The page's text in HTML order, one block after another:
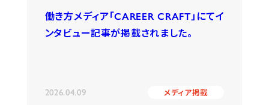
働き方メディア「CAREER CRAFT」にてイ
ンタビュー記事が掲載されました。
2026.04.09 メディア掲載